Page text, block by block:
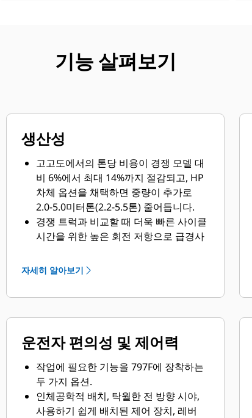
기능 살펴보기
생산성
고고도에서의 톤당 비용이 경쟁 모델 대
비 6%에서 최대 14%까지 절감되고, HP
차체 옵션을 채택하면 중량이 추가로
2.0-5.0미터톤(2.2-5.5톤) 줄어듭니다.
경쟁 트럭과 비교할 때 더욱 빠른 사이클
시간을 위한 높은 회전 저항으로 급경사
최적의 속도를 제공하고 적재된 상태에
니다.
Cat 7단 유성기어 동력 변환 변속기는 다
양한 작동 속도 범위 내에서 일정한 출력
을 제공합니다.
잠금 토크 컨버터는 저속 이동 제어와 탁
월한 실속 토크를 제공합니다.
자세히 알아보기
운전자 편의성 및 제어력
작업에 필요한 기능을 797F에 장착하는
두 가지 옵션.
인체공학적 배치, 탁월한 전 방향 시야,
사용하기 쉽게 배치된 제어 장치, 레버